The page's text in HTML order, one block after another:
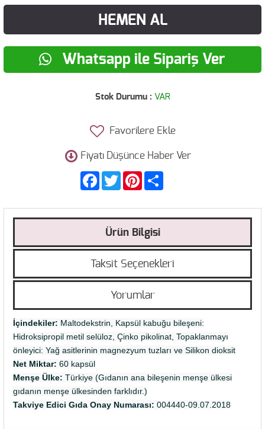
HEMEN AL
Whatsapp ile Sipariş Ver
Stok Durumu : VAR
Favorilere Ekle
Fiyatı Düşünce Haber Ver
FacebookTwitter Pinterest
Ürün Bilgisi
Taksit Seçenekleri
Yorumlar
İçindekiler: Maltodekstrin, Kapsül kabuğu bileşeni:
Hidroksipropil metil selüloz, Çinko pikolinat, Topaklanmayı
önleyici: Yağ asitlerinin magnezyum tuzları ve Silikon dioksit
Net Miktar: 60 kapsül
Menşe Ülke: Türkiye (Gıdanın ana bileşenin menşe ülkesi
gıdanın menşe ülkesinden farklıdır.)
Takviye Edici Gıda Onay Numarası: 004440-09.07.2018